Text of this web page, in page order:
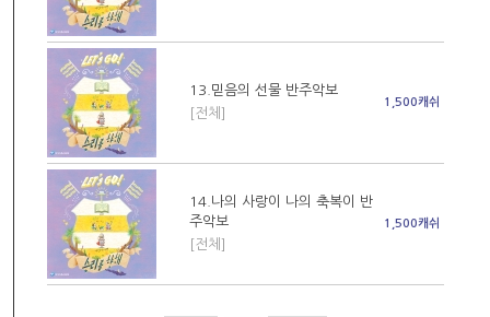
13.믿음의 선물 반주악보
[전체]
1,500캐쉬
14.나의 사랑이 나의 축복이 반
주악보
[전체]
1,500캐쉬